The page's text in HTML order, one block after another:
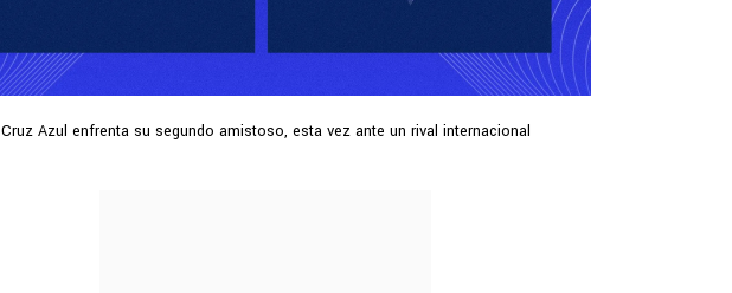
Cruz Azul enfrenta su segundo amistoso, esta vez ante un rival internacional